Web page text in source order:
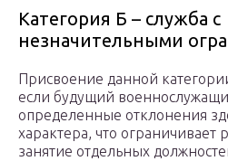
Категория Б – служба с
незначительными
Присвоение данной
если будущий
определенные отклонения
характера, что ограничивает
занятие отдельных